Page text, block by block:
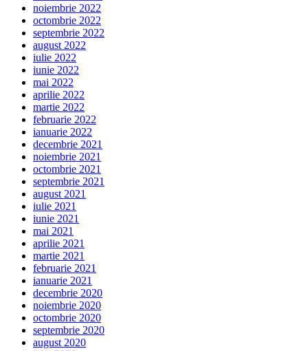
noiembrie 2022
octombrie 2022
septembrie 2022
august 2022
iulie 2022
iunie 2022
mai 2022
aprilie 2022
martie 2022
februarie 2022
ianuarie 2022
decembrie 2021
noiembrie 2021
octombrie 2021
septembrie 2021
august 2021
iulie 2021
iunie 2021
mai 2021
aprilie 2021
martie 2021
februarie 2021
ianuarie 2021
decembrie 2020
noiembrie 2020
octombrie 2020
septembrie 2020
august 2020